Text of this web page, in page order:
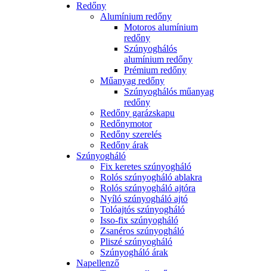
Redőny
Alumínium redőny
Motoros alumínium
redőny
Szúnyoghálós
alumínium redőny
Prémium redőny
Műanyag redőny
Szúnyoghálós műanyag
redőny
Redőny garázskapu
Redőnymotor
Redőny szerelés
Redőny árak
Szúnyogháló
Fix keretes szúnyogháló
Rolós szúnyogháló ablakra
Rolós szúnyogháló ajtóra
Nyíló szúnyogháló ajtó
Tolóajtós szúnyogháló
Isso-fix szúnyogháló
Zsanéros szúnyogháló
Pliszé szúnyogháló
Szúnyogháló árak
Napellenző